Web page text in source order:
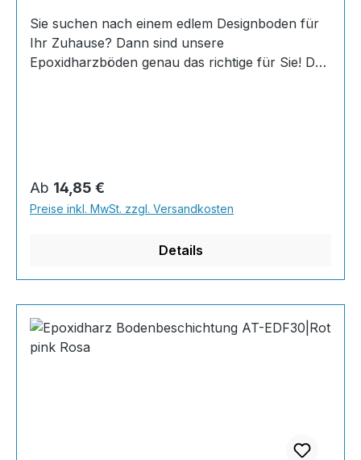
Sie suchen nach einem edlem Designboden für
Ihr Zuhause? Dann sind unsere
Epoxidharzböden genau das richtige für Sie! Der
Farbkombinationen sind möglich. Von edlen
Naturtönen bis knallig-bunt ist alles möglich!
Wenn Sie eine farbige Bodenbeschichtung
Regulärer Preis:
Ab 14,85 €
Preise inkl. MwSt. zzgl. Versandkosten
Details